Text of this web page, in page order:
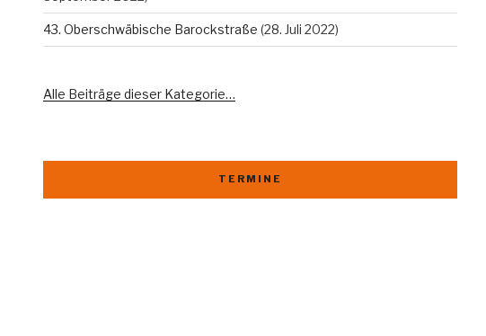
43. Oberschwäbische Barockstraße (28. Juli 2022)
Alle Beiträge dieser Kategorie…
TERMINE